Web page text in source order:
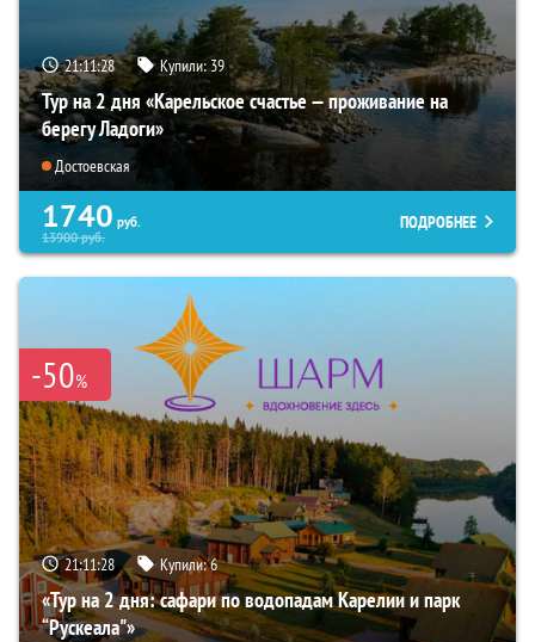
21:11:27 Купили:39
Тур на 2 дня «Карельское счастье — проживание на
берегу Ладоги»
Достоевская
1740 руб.
13900руб.
ПОДРОБНЕЕ
-50%
21:11:27 Купили:6
«Тур на 2 дня: сафари по водопадам Карелии и парк
“Рускеала"»